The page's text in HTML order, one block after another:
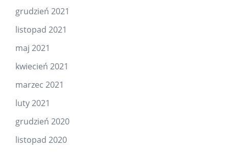
grudzień 2021
listopad 2021
maj 2021
kwiecień 2021
marzec 2021
luty 2021
grudzień 2020
listopad 2020